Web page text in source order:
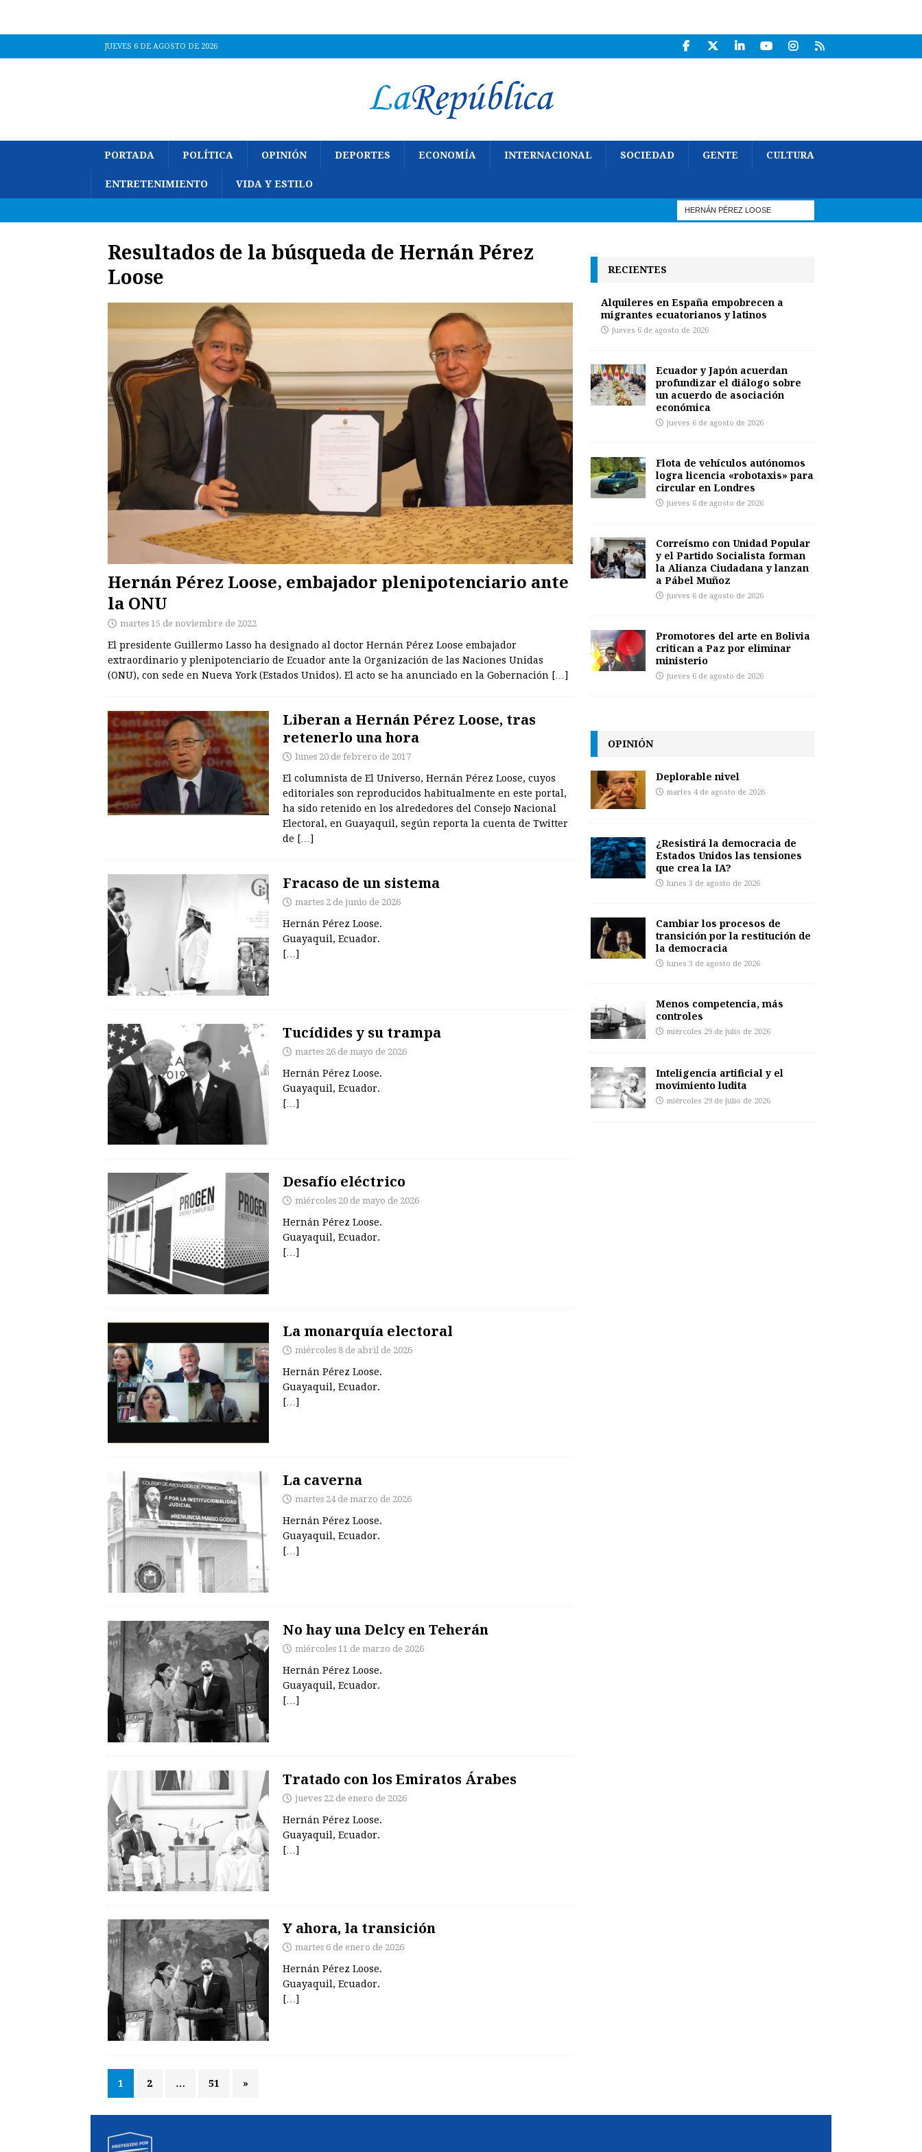
JUEVES 6 DE AGOSTO DE 2026
PORTADA POLÍTICA OPINIÓN DEPORTES ECONOMÍA INTERNACIONAL SOCIEDAD GENTE CULTURA
ENTRETENIMIENTO VIDA Y ESTILO
Resultados de la búsqueda de Hernán Pérez
Loose
Hernán Pérez Loose, embajador plenipotenciario ante
la ONU
martes 15 de noviembre de 2022
El presidente Guillermo Lasso ha designado al doctor Hernán Pérez Loose embajador
extraordinario y plenipotenciario de Ecuador ante la Organización de las Naciones Unidas
(ONU), con sede en Nueva York (Estados Unidos). El acto se ha anunciado en la Gobernación […]
Liberan a Hernán Pérez Loose, tras
retenerlo una hora
lunes 20 de febrero de 2017
El columnista de El Universo, Hernán Pérez Loose, cuyos
editoriales son reproducidos habitualmente en este portal,
ha sido retenido en los alrededores del Consejo Nacional
Electoral, en Guayaquil, según reporta la cuenta de Twitter
de […]
Fracaso de un sistema
martes 2 de junio de 2026
Hernán Pérez Loose.
Guayaquil, Ecuador.
[…]
Tucídides y su trampa
martes 26 de mayo de 2026
Hernán Pérez Loose.
Guayaquil, Ecuador.
[…]
Desafío eléctrico
miércoles 20 de mayo de 2026
Hernán Pérez Loose.
Guayaquil, Ecuador.
[…]
La monarquía electoral
miércoles 8 de abril de 2026
Hernán Pérez Loose.
Guayaquil, Ecuador.
[…]
La caverna
martes 24 de marzo de 2026
Hernán Pérez Loose.
Guayaquil, Ecuador.
[…]
No hay una Delcy en Teherán
miércoles 11 de marzo de 2026
Hernán Pérez Loose.
Guayaquil, Ecuador.
[…]
Tratado con los Emiratos Árabes
jueves 22 de enero de 2026
Hernán Pérez Loose.
Guayaquil, Ecuador.
[…]
Y ahora, la transición
martes 6 de enero de 2026
Hernán Pérez Loose.
Guayaquil, Ecuador.
[…]
1 2 … 51 »
RECIENTES
Alquileres en España empobrecen a
migrantes ecuatorianos y latinos
jueves 6 de agosto de 2026
Ecuador y Japón acuerdan
profundizar el diálogo sobre
un acuerdo de asociación
económica
jueves 6 de agosto de 2026
Flota de vehículos autónomos
logra licencia «robotaxis» para
circular en Londres
jueves 6 de agosto de 2026
Correísmo con Unidad Popular
y el Partido Socialista forman
la Alianza Ciudadana y lanzan
a Pábel Muñoz
jueves 6 de agosto de 2026
Promotores del arte en Bolivia
critican a Paz por eliminar
ministerio
jueves 6 de agosto de 2026
OPINIÓN
Deplorable nivel
martes 4 de agosto de 2026
¿Resistirá la democracia de
Estados Unidos las tensiones
que crea la IA?
lunes 3 de agosto de 2026
Cambiar los procesos de
transición por la restitución de
la democracia
lunes 3 de agosto de 2026
Menos competencia, más
controles
miércoles 29 de julio de 2026
Inteligencia artificial y el
movimiento ludita
miércoles 29 de julio de 2026